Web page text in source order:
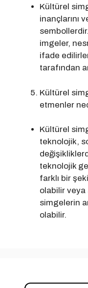
Kültürel
inançlarını
imgeler,
ifade
tarafından
Kültürel
etmenler
Kültürel
teknolojik,
teknolojik
farklı bir
olabilir veya
simgelerin
olabilir.